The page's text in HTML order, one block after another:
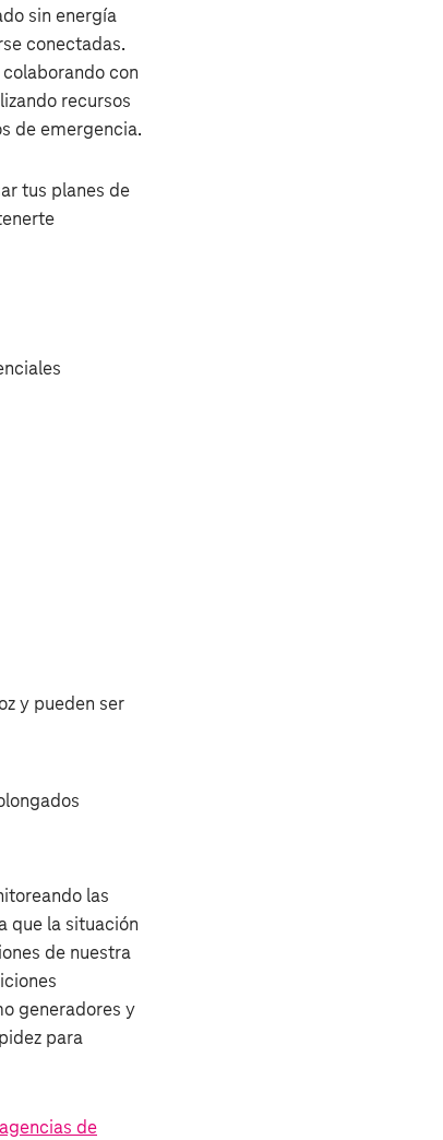
sin energía
conectadas.
con
recursos
de emergencia.
tus planes de
y pueden ser
las
que la situación
de nuestra
generadores y
para
agencias de